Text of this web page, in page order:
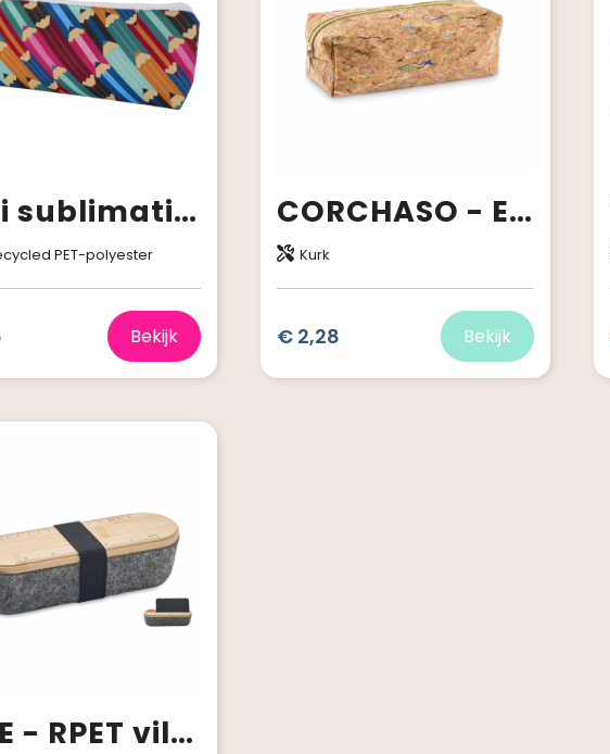
Ekki sublimatie RPET-pennenetui
PET-polyester
Bekijk
CORCHASO - Etui van gekleurd kurk
Kurk
€ 2,28 Bekijk
MILE - RPET vilten etui met deksel